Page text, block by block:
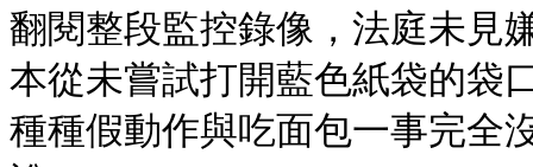
翻閱整段監控錄像，法庭未見
本從未嘗試打開藍色紙袋的袋
種種假動作與吃面包一事完全